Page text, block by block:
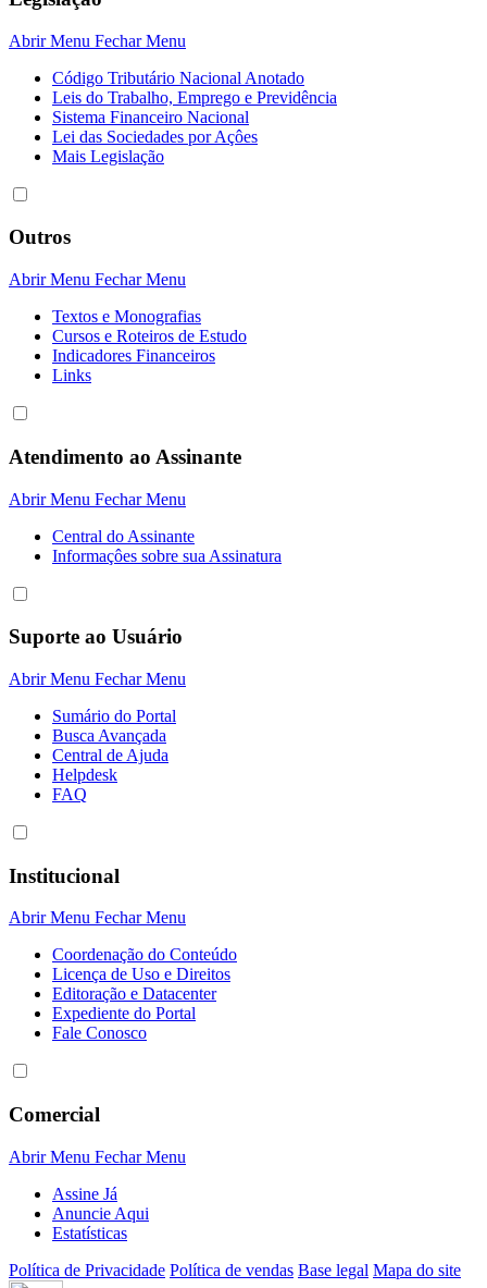
Abrir Menu Fechar Menu
Código Tributário Nacional Anotado
Leis do Trabalho, Emprego e Previdência
Sistema Financeiro Nacional
Lei das Sociedades por Açôes
Mais Legislação
Outros
Abrir Menu Fechar Menu
Textos e Monografias
Cursos e Roteiros de Estudo
Indicadores Financeiros
Links
Atendimento ao Assinante
Abrir Menu Fechar Menu
Central do Assinante
Informaçôes sobre sua Assinatura
Suporte ao Usuário
Abrir Menu Fechar Menu
Sumário do Portal
Busca Avançada
Central de Ajuda
Helpdesk
FAQ
Institucional
Abrir Menu Fechar Menu
Coordenação do Conteúdo
Licença de Uso e Direitos
Editoração e Datacenter
Expediente do Portal
Fale Conosco
Comercial
Abrir Menu Fechar Menu
Assine Já
Anuncie Aqui
Estatísticas
Política de Privacidade Política de vendas Base legal Mapa do site